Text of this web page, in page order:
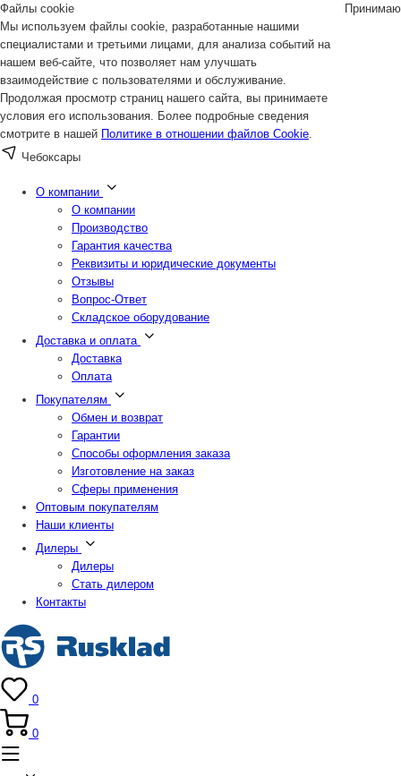
Файлы cookie
Мы используем файлы cookie, разработанные нашими
специалистами и третьими лицами, для анализа событий на
нашем веб-сайте, что позволяет нам улучшать
взаимодействие с пользователями и обслуживание.
Продолжая просмотр страниц нашего сайта, вы принимаете
условия его использования. Более подробные сведения
смотрите в нашей Политике в отношении файлов Cookie.
Принимаю
Чебоксары
О компании
О компании
Производство
Гарантия качества
Реквизиты и юридические документы
Отзывы
Вопрос-Ответ
Складское оборудование
Доставка и оплата
Доставка
Оплата
Покупателям
Обмен и возврат
Гарантии
Способы оформления заказа
Изготовление на заказ
Сферы применения
Оптовым покупателям
Наши клиенты
Дилеры
Дилеры
Стать дилером
Контакты
0
0